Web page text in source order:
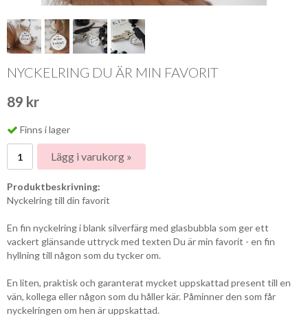
NYCKELRING DU ÄR MIN FAVORIT
89 kr
Finns i lager
Lägg i varukorg »
Produktbeskrivning:
Nyckelring till din favorit
En fin nyckelring i blank silverfärg med glasbubbla som ger ett
vackert glänsande uttryck med texten Du är min favorit - en fin
hyllning till någon som du tycker om.
En liten, praktisk och garanterat mycket uppskattad present till en
vän, kollega eller någon som du håller kär. Påminner den som får
nyckelringen om hen är uppskattad.